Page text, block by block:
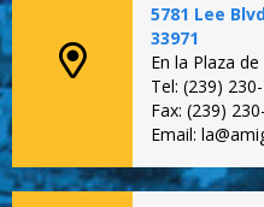
5781 Lee
33971
En la Plaza
Tel: (239)
Fax: (239)
Email: